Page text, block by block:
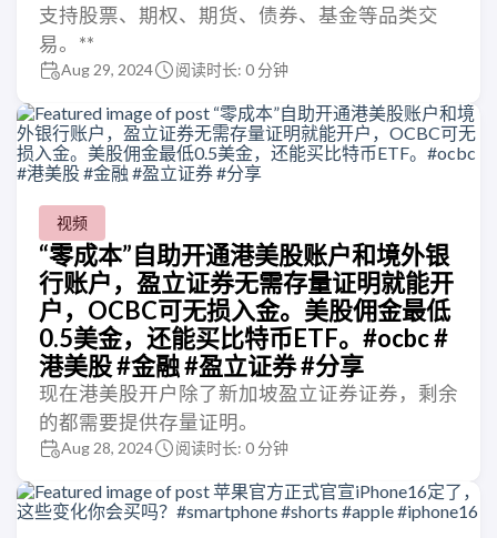
支持股票、期权、期货、债券、基金等品类交
易。**
Aug 29, 2024 阅读时长: 0 分钟
视频
“零成本”自助开通港美股账户和境外银
行账户，盈立证券无需存量证明就能开
户，OCBC可无损入金。美股佣金最低
0.5美金，还能买比特币ETF。#ocbc #
港美股 #金融 #盈立证券 #分享
现在港美股开户除了新加坡盈立证券证券，剩余
的都需要提供存量证明。
Aug 28, 2024 阅读时长: 0 分钟